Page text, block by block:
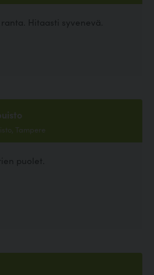
Hitaasti syvenevä.
Tampere
puolet.